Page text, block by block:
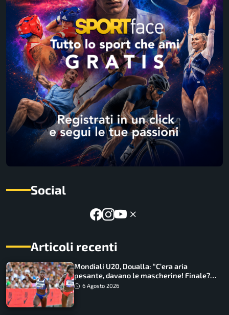
Social
Articoli recenti
Mondiali U20, Doualla: “C’era aria
pesante, davano le mascherine! Finale?
Non ho nulla da perdere”
6 Agosto 2026